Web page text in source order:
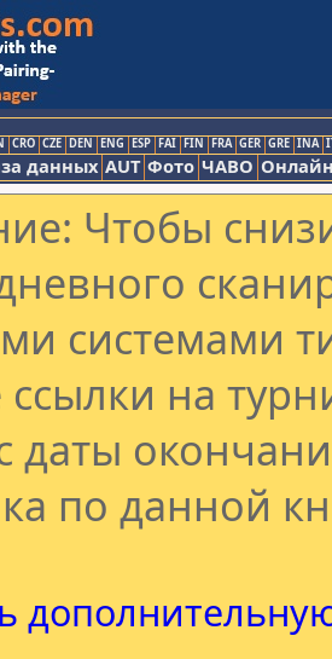
CRO CZE DEN ENG ESP FAI FIN FRA GER GRE INA
данных AUT Фото ЧАВО
Чтобы
системами
ссылки на
даты
по данной